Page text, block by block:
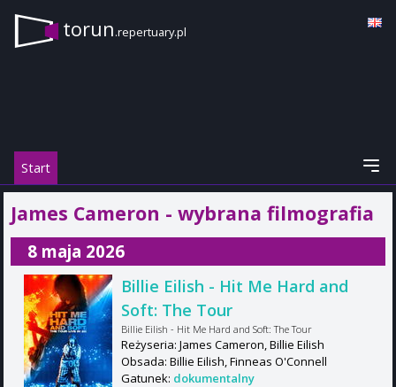
torun.repertuary.pl
Start
James Cameron - wybrana filmografia
8 maja 2026
Billie Eilish - Hit Me Hard and
Soft: The Tour
Billie Eilish - Hit Me Hard and Soft: The Tour
Reżyseria: James Cameron, Billie Eilish
Obsada: Billie Eilish, Finneas O'Connell
Gatunek: dokumentalny